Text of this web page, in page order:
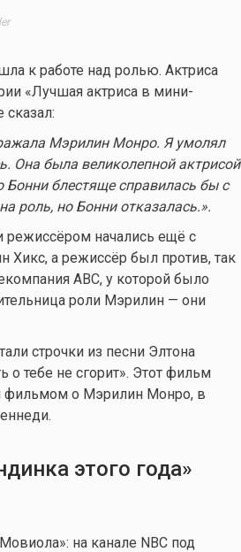
к работе над ролью. Актриса
«Лучшая актриса в мини-
Мэрилин Монро. Я умолял
Она была великолепной актрисой
Бонни блестяще справилась бы с
роль, но Бонни отказалась.».
начались ещё с
Хикс, а режиссёр был против, так
ABC, у которой было
роли Мэрилин — они
строчки из песни Элтона
о тебе не сгорит». Этот фильм
фильмом о Мэрилин Монро, в
этого года»
на канале NBC под